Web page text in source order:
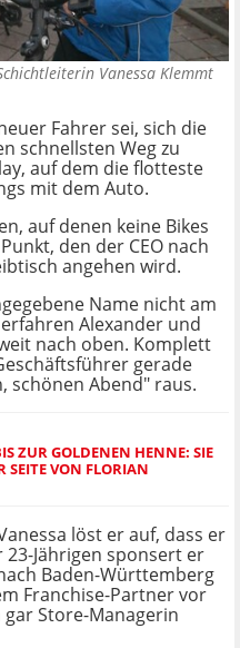
Vanessa Klemmt
Fahrer sei, sich die
schnellsten Weg zu
auf dem die flotteste
mit dem Auto.
auf denen keine Bikes
den der CEO nach
angehen wird.
Name nicht am
Alexander und
nach oben. Komplett
gerade
schönen Abend" raus.
ZUR GOLDENEN HENNE: SIE
SEITE VON FLORIAN
löst er auf, dass er
Jährigen sponsert er
Baden-Württemberg
Franchise-Partner vor
Store-Managerin